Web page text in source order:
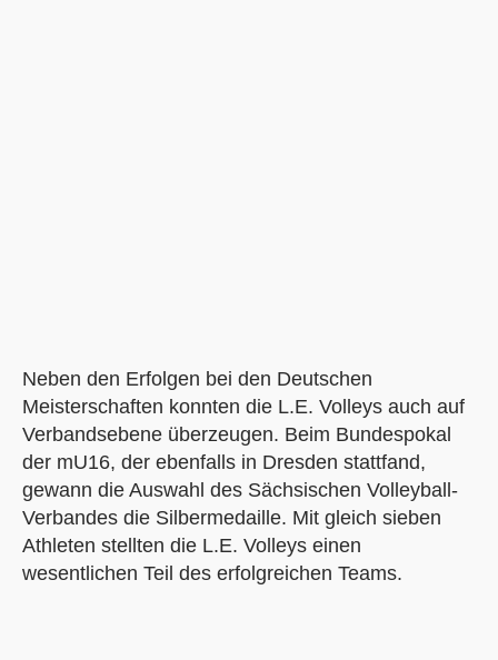
Neben den Erfolgen bei den Deutschen
Meisterschaften konnten die L.E. Volleys auch auf
Verbandsebene überzeugen. Beim Bundespokal
der mU16, der ebenfalls in Dresden stattfand,
gewann die Auswahl des Sächsischen Volleyball-
Verbandes die Silbermedaille. Mit gleich sieben
Athleten stellten die L.E. Volleys einen
wesentlichen Teil des erfolgreichen Teams.